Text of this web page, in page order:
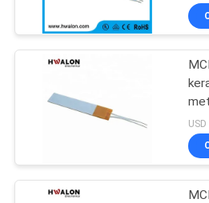
NTC Inrush
Limiter
NTC-de
en